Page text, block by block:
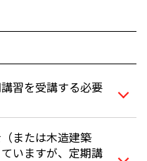
習を受講する必要
または木造建築
いますが、定期講